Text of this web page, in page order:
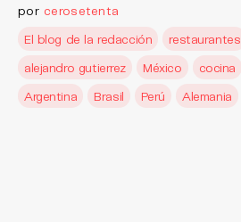
por cerosetenta
El blog de la redacción
restaurantes
alejandro gutierrez
México cocina
Argentina
Brasil Perú Alemania